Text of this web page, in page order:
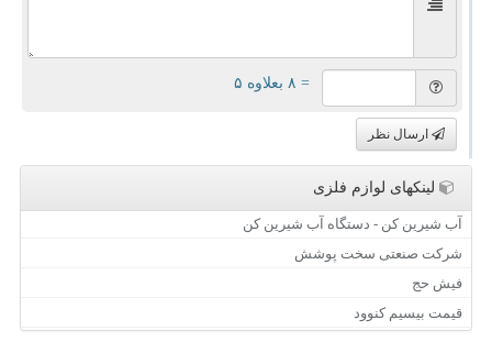
= ۸ بعلاوه ۵
ارسال نظر
لینکهای لوازم فلزی
آب شیرین کن - دستگاه آب شیرین کن
شرکت صنعتی سخت پوشش
فیش حج
قیمت بیسیم کنوود